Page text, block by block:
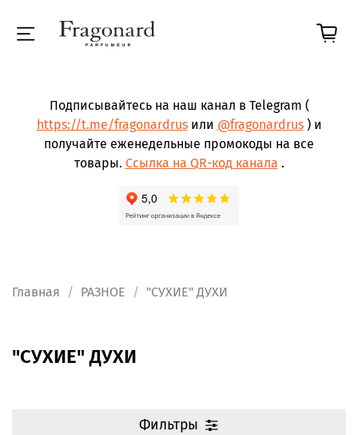
Подписывайтесь на наш канал в Telegram (
https://t.me/fragonardrusили @fragonardrus) и
получайте еженедельные промокоды на все
товары. Ссылка на QR-код канала .
Главная РАЗНОЕ "СУХИЕ" ДУХИ
"СУХИЕ" ДУХИ
Фильтры